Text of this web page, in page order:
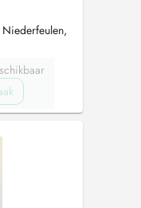
Niederfeulen,